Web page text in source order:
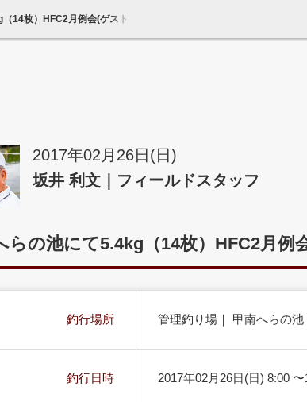
14枚）HFC2月例会(ゲスト参加)第11位｜へら鮒天国
2017年02月26日(日)
坂井 利文｜フィールドスタッフ
らの池にて5.4kg（14枚）HFC2月例
釣行場所 管理釣り場｜ 甲南へらの
釣行日時 2017年02月26日(日) 8:00 〜